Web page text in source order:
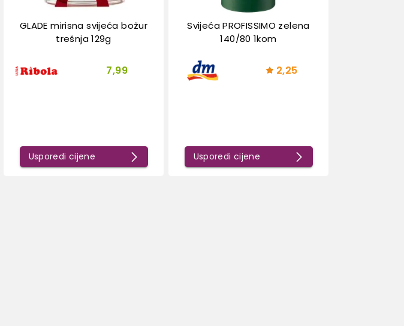
GLADE mirisna svijeća božur
trešnja 129g
7,99
Usporedi cijene
Svijeća PROFISSIMO zelena
140/80 1kom
2,25
Usporedi cijene